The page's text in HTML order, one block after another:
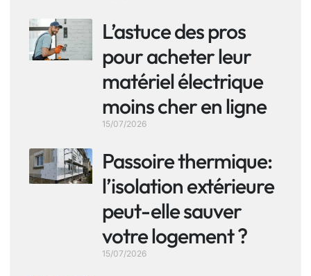
L’astuce des pros
pour acheter leur
matériel électrique
moins cher en ligne
15/07/2026
Passoire thermique:
l’isolation extérieure
peut-elle sauver
votre logement ?
15/07/2026